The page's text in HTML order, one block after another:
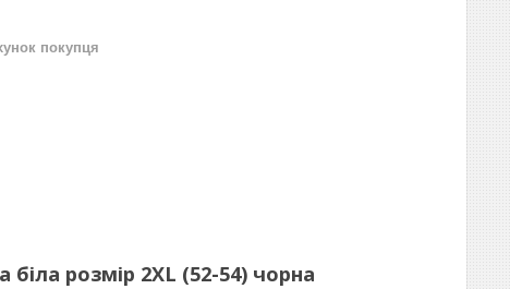
покупця
розмір 2XL (52-54) чорна